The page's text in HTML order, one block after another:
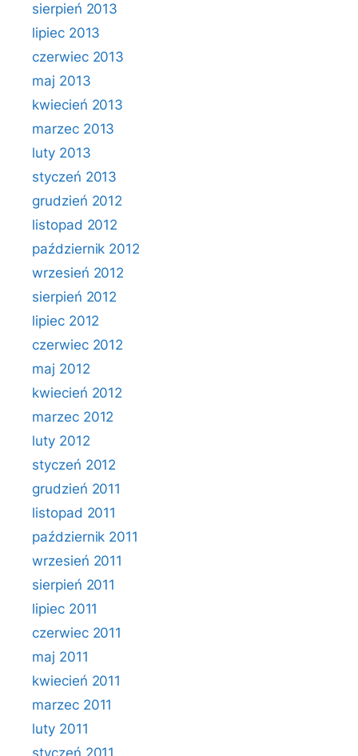
sierpień 2013
lipiec 2013
czerwiec 2013
maj 2013
kwiecień 2013
marzec 2013
luty 2013
styczeń 2013
grudzień 2012
listopad 2012
październik 2012
wrzesień 2012
sierpień 2012
lipiec 2012
czerwiec 2012
maj 2012
kwiecień 2012
marzec 2012
luty 2012
styczeń 2012
grudzień 2011
listopad 2011
październik 2011
wrzesień 2011
sierpień 2011
lipiec 2011
czerwiec 2011
maj 2011
kwiecień 2011
marzec 2011
luty 2011
styczeń 2011